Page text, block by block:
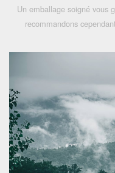
Un emballage soigné vous
recommandons